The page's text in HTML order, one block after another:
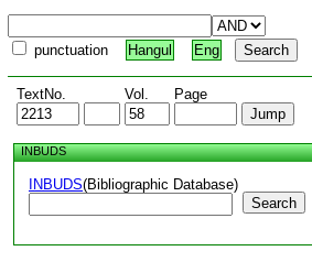
punctuation Hangul Eng
TextNo. Vol. Page
INBUDS
INBUDS(Bibliographic Database)
Search